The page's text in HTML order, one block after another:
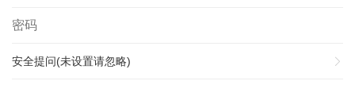
安全提问(未设置请忽略)